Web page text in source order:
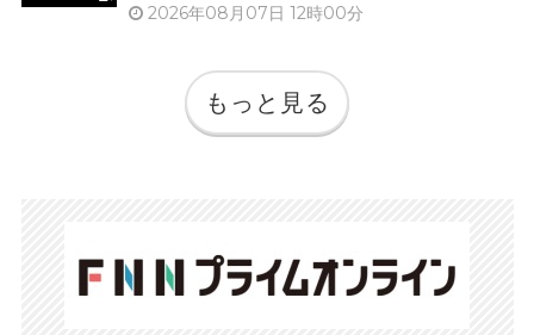
2026年08月07日 12時00分
もっと見る